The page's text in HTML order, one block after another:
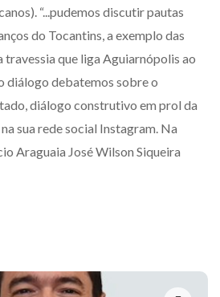
“...pudemos discutir pautas
do Tocantins, a exemplo das
travessia que liga Aguiarnópolis ao
diálogo debatemos sobre o
diálogo construtivo em prol da
na sua rede social Instagram. Na
Araguaia José Wilson Siqueira